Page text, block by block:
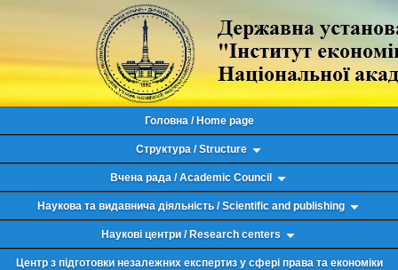
Головна / Home page
Структура / Structure
Вчена рада / Academic Council
Наукова та видавнича діяльність / Scientific and publishing
Наукові центри / Research centers
Центр з підготовки незалежних експертиз у сфері права та економіки